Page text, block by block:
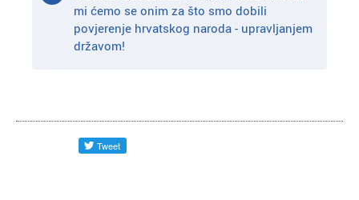
mi ćemo se onim za što smo dobili
povjerenje hrvatskog naroda - upravljanjem
državom!